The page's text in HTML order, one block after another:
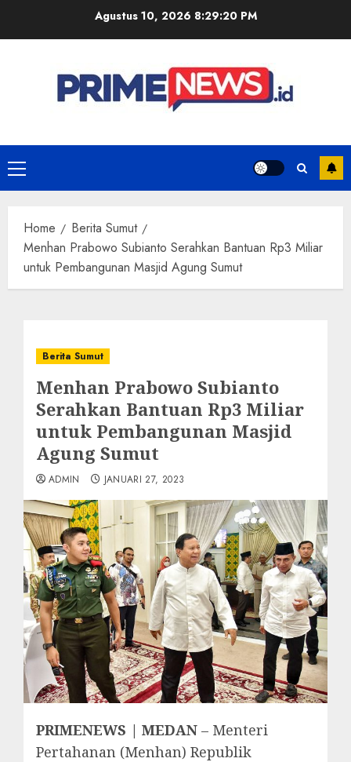
Agustus 10, 2026 8:29:20 PM
Primary
Menu
Home
Berita Sumut
Menhan Prabowo Subianto Serahkan Bantuan Rp3 Miliar
untuk Pembangunan Masjid Agung Sumut
Berita Sumut
Menhan Prabowo Subianto
Serahkan Bantuan Rp3 Miliar
untuk Pembangunan Masjid
Agung Sumut
ADMIN JANUARI 27, 2023
PRIMENEWS | MEDAN – Menteri
Pertahanan (Menhan) Republik